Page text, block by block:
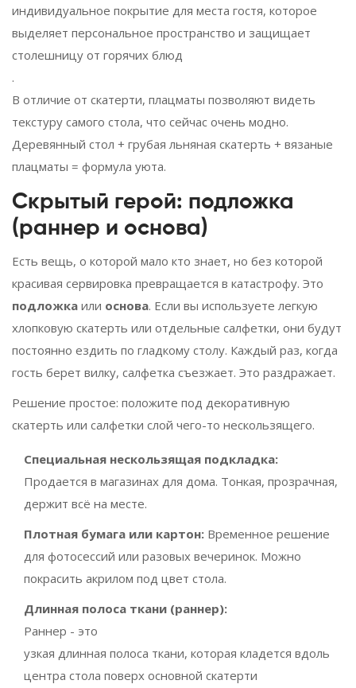
индивидуальное покрытие для места гостя, которое
выделяет персональное пространство и защищает
столешницу от горячих блюд
.
В отличие от скатерти, плацматы позволяют видеть
текстуру самого стола, что сейчас очень модно.
Деревянный стол + грубая льняная скатерть + вязаные
плацматы = формула уюта.
Скрытый герой: подложка
(раннер и основа)
Есть вещь, о которой мало кто знает, но без которой
красивая сервировка превращается в катастрофу. Это
подложка или основа. Если вы используете легкую
хлопковую скатерть или отдельные салфетки, они будут
постоянно ездить по гладкому столу. Каждый раз, когда
гость берет вилку, салфетка съезжает. Это раздражает.
Решение простое: положите под декоративную
скатерть или салфетки слой чего-то нескользящего.
Специальная нескользящая подкладка:
Продается в магазинах для дома. Тонкая, прозрачная,
держит всё на месте.
Плотная бумага или картон: Временное решение
для фотосессий или разовых вечеринок. Можно
покрасить акрилом под цвет стола.
Длинная полоса ткани (раннер):
Раннер - это
узкая длинная полоса ткани, которая кладется вдоль
центра стола поверх основной скатерти